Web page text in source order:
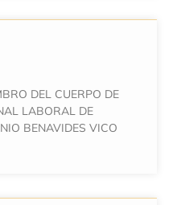
DEL CUERPO DE
LABORAL DE
BENAVIDES VICO